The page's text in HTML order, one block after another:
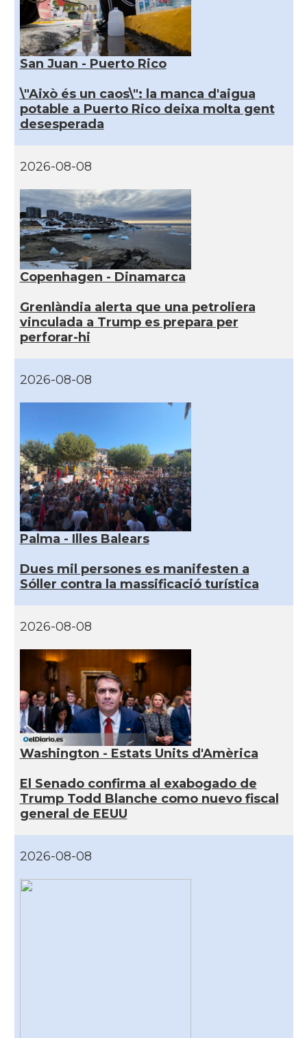
San Juan - Puerto Rico
\"Això és un caos\": la manca d'aigua
potable a Puerto Rico deixa molta gent
desesperada
2026-08-08
Copenhagen - Dinamarca
Grenlàndia alerta que una petroliera
vinculada a Trump es prepara per
perforar-hi
2026-08-08
Palma - Illes Balears
Dues mil persones es manifesten a
Sóller contra la massificació turística
2026-08-08
Washington - Estats Units d'Amèrica
El Senado confirma al exabogado de
Trump Todd Blanche como nuevo fiscal
general de EEUU
2026-08-08